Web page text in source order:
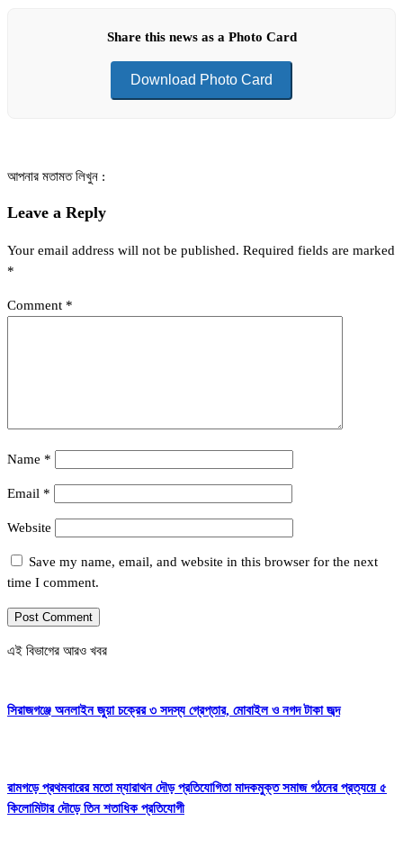
Share this news as a Photo Card
Download Photo Card
আপনার মতামত লিখুন :
Leave a Reply
Your email address will not be published. Required fields are marked
*
Comment *
Name *
Email *
Website
Save my name, email, and website in this browser for the next
time I comment.
এই বিভাগের আরও খবর
সিরাজগঞ্জে অনলাইন জুয়া চক্রের ৩ সদস্য গ্রেপ্তার, মোবাইল ও নগদ টাকা জব্দ
রামগড়ে প্রথমবারের মতো ম্যারাথন দৌড় প্রতিযোগিতা মাদকমুক্ত সমাজ গঠনের প্রত্যয়ে ৫
কিলোমিটার দৌড়ে তিন শতাধিক প্রতিযোগী